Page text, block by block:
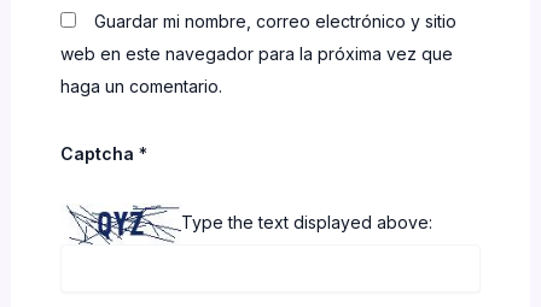
Guardar mi nombre, correo electrónico y sitio
web en este navegador para la próxima vez que
haga un comentario.
Captcha *
Type the text displayed above: